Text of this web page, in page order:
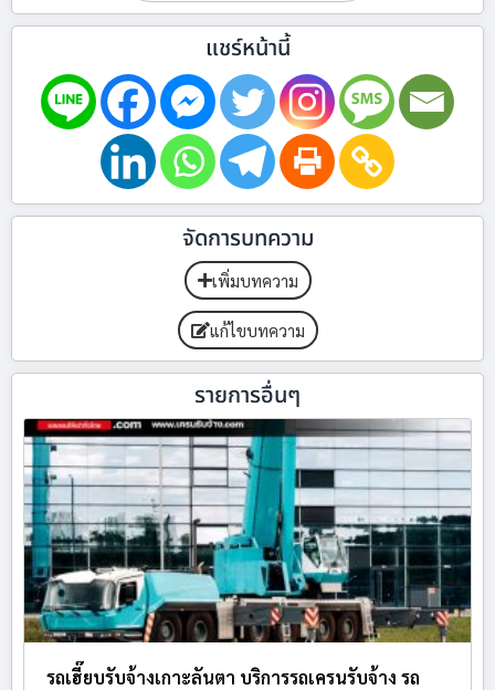
แชร์หน้านี้
จัดการบทความ
เพิ่มบทความ
แก้ไขบทความ
รายการอื่นๆ
รถเฮี๊ยบรับจ้างเกาะลันตา บริการรถเครนรับจ้าง รถ